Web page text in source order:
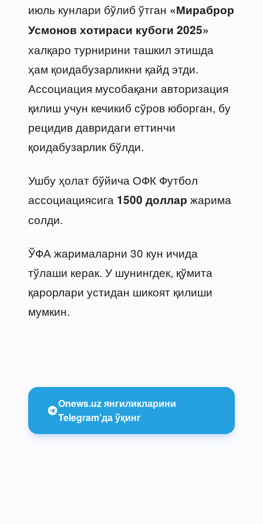
июль кунлари бўлиб ўтган «Мираброр
Усмонов хотираси кубоги 2025»
халқаро турнирини ташкил этишда
ҳам қоидабузарликни қайд этди.
Ассоциация мусобақани авторизация
қилиш учун кечикиб сўров юборган, бу
рецидив давридаги еттинчи
қоидабузарлик бўлди.
Ушбу ҳолат бўйича ОФК Футбол
ассоциациясига 1500 доллар жарима
солди.
ЎФА жарималарни 30 кун ичида
тўлаши керак. У шунингдек, қўмита
қарорлари устидан шикоят қилиши
мумкин.
Onews.uz янгиликларини
Telegram’да ўқинг